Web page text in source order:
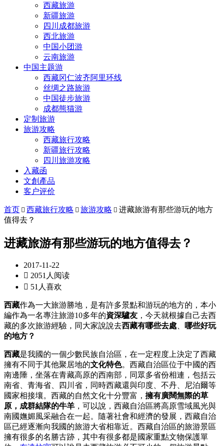
西藏旅游
新疆旅游
四川成都旅游
西北旅游
中国小团游
云南旅游
中国主题游
西藏冈仁波齐阿里环线
丝绸之路旅游
中国徒步旅游
成都熊猫游
定制旅游
旅游攻略
西藏旅行攻略
新疆旅行攻略
四川旅游攻略
入藏函
文創產品
客户评价
首页  西藏旅行攻略  旅游攻略  进藏旅游有那些游玩的地方
值得去？
进藏旅游有那些游玩的地方值得去？
2017-11-22
 2051人阅读
 51人喜欢
西藏作為一大旅游勝地，是有許多景點和游玩的地方的，本小
編作為一名專注旅游10多年的資深驢友 ，今天就根據自己去西
藏的多次旅游經驗，同大家說說去西藏有哪些去處
哪些好玩
的地方？
西藏是我國的一個少數民族自治區，在一定程度上決定了西藏
擁有不同于其他聚居地的文化特色。西藏自治區位于中國的西
南邊陲，坐落在青藏高原的西南部，同眾多省份相連，包括云
南省、青海省、四川省，同時西藏還與印度、不丹、尼泊爾等
國家相接壤。西藏的自然文化十分豐富， 擁有廣闊無際的草
原，成群結隊的牛羊 ，可以說，西藏自治區將高原雪域風光與
南國嫵媚風采融合在一起。隨著社會和經濟的發展，西藏自治
區已經逐漸向我國的旅游大省相靠近。西藏自治區的旅游景區
擁有很多的名勝古跡，其中有很多都是國家重點文物保護單